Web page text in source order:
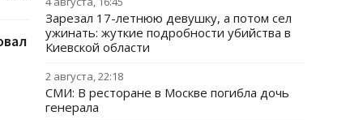
Зарезал 17-летнюю девушку, а потом сел
ужинать: жуткие подробности убийства в
Киевской области
2 августа, 22:18
СМИ: В ресторане в Москве погибла дочь
генерала